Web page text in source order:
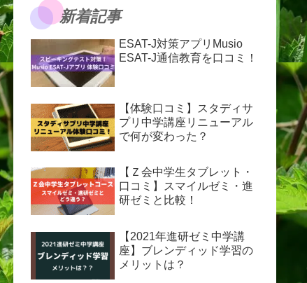
新着記事
ESAT-J対策アプリMusio
ESAT-J通信教育を口コミ！
【体験口コミ】スタディサ
プリ中学講座リニューアル
で何が変わった？
【Ｚ会中学生タブレット・
口コミ】スマイルゼミ・進
研ゼミと比較！
【2021年進研ゼミ中学講
座】ブレンディッド学習の
メリットは？